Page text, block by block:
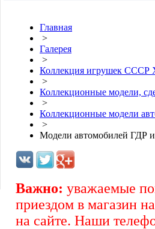
Главная
>
Галерея
>
Коллекция игрушек
>
Коллекционные модели,
>
Коллекционные модели
>
Модели автомобилей ГДР
Важно: уважаемые
приездом в магазин
на сайте. Наши